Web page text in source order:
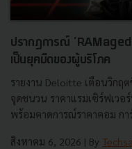
ปรากฏการณ์
เป็นยุคมืดของผู้บริโภค
รายงาน Deloitte เตือนวิกฤ
จุดชนวน ราคาแรมเซิร์ฟเวอ
พร้อมคาดการณ์ราคาคอม ก
สิงหาคม 6, 2026 | By